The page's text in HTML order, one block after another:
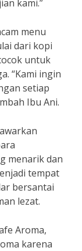
kami.”
menu
dari kopi
untuk
“Kami ingin
setiap
Ibu Ani.
menarik dan
tempat
bersantai
lezat.
Aroma,
karena